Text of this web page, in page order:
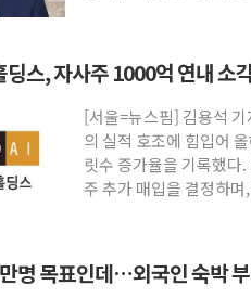
딩스, 자사주 1000억 연내
[서울=뉴스핌] 김용석
의 실적 호조에 힘입어
릿수 증가율을 기록했다
주 추가 매입을 결정하
명 목표인데…외국인 숙박